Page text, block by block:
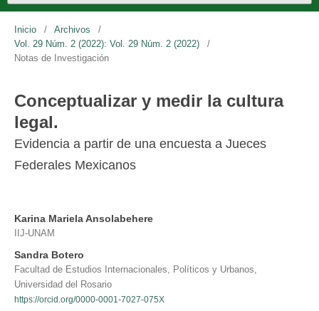
Inicio / Archivos
/
Vol. 29 Núm. 2 (2022): Vol. 29 Núm. 2 (2022)
/
Notas de Investigación
Conceptualizar y medir la cultura
legal.
Evidencia a partir de una encuesta a Jueces
Federales Mexicanos
Karina Mariela Ansolabehere
IIJ-UNAM
Sandra Botero
Facultad de Estudios Internacionales, Políticos y Urbanos,
Universidad del Rosario
https://orcid.org/0000-0001-7027-075X